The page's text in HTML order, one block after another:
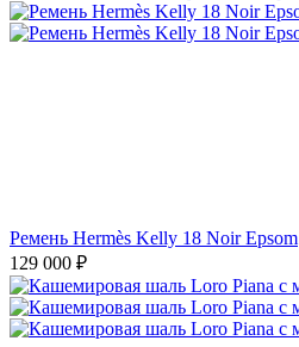
Ремень Hermès Kelly 18 Noir Epsom
129 000 ₽